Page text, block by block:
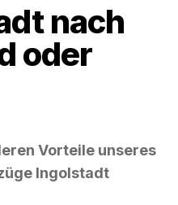
nach
oder
Vorteile unseres
Ingolstadt